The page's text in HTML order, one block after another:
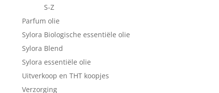
S-Z
Parfum olie
Sylora Biologische essentiële olie
Sylora Blend
Sylora essentiële olie
Uitverkoop en THT koopjes
Verzorging